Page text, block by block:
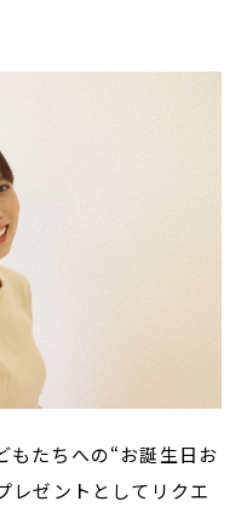
もたちへの“お誕生日お
レゼントとしてリクエ